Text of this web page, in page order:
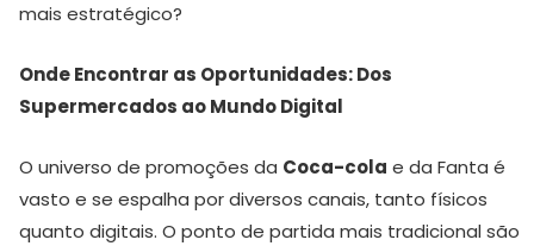
mais estratégico?
Onde Encontrar as Oportunidades: Dos
Supermercados ao Mundo Digital
O universo de promoções da Coca-cola e da Fanta é
vasto e se espalha por diversos canais, tanto físicos
quanto digitais. O ponto de partida mais tradicional são